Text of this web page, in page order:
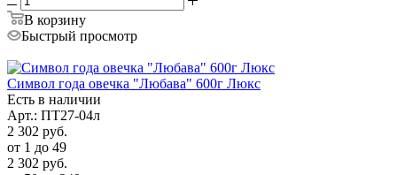
В корзину
Быстрый просмотр
Символ года овечка "Любава" 600г Люкс
Есть в наличии
Арт.: ПТ27-04л
2 302 руб.
от 1 до 49
2 302 руб.